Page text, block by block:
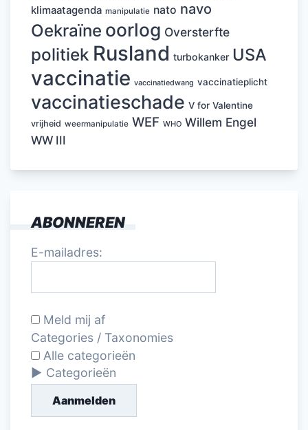
klimaatagenda manipulatie nato navo
Oekraïne oorlog Oversterfte
politiek Rusland turbokanker USA
vaccinatie vaccinatiedwang vaccinatieplicht
vaccinatieschade V for Valentine
vrijheid weermanipulatie WEF WHO Willem Engel
WW III
ABONNEREN
E-mailadres:
Meld mij af
Categories / Taxonomies
Alle categorieën
Categorieën
Aanmelden